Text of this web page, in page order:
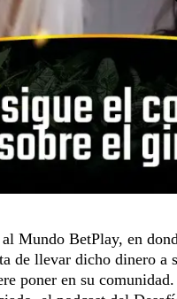
Mundo BetPlay, en
de llevar dicho dinero a
poner en su comunidad.